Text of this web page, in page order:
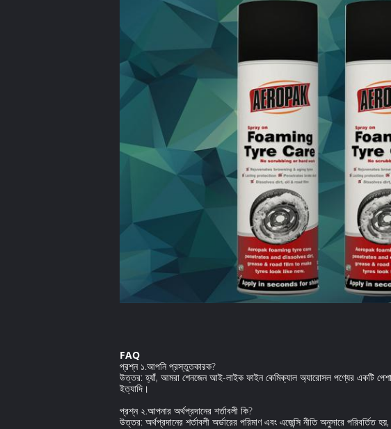
FAQ
প্রশ্ন ১.আপনি প্রস্তুতকারক?
উত্তর: হ্যাঁ, আমরা শেনজেন আই-লাইক ফাইন কেমিক্যাল অ্যারোসল পণ্যের একটি
ইত্যাদি।
প্রশ্ন ২.আপনার অর্থপ্রদানের শর্তাবলী কি?
উত্তর: অর্থপ্রদানের শর্তাবলী অর্ডারের পরিমাণ এবং এজেন্সি নীতি অনুসারে